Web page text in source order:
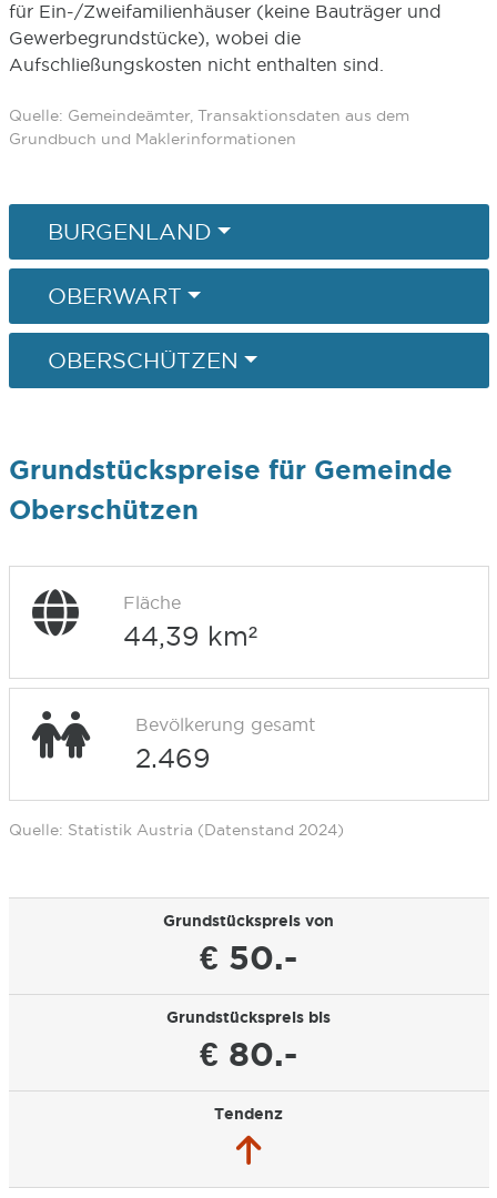
für Ein-/Zweifamilienhäuser (keine Bauträger und
Gewerbegrundstücke), wobei die
Aufschließungskosten nicht enthalten sind.
Quelle: Gemeindeämter, Transaktionsdaten aus dem
Grundbuch und Maklerinformationen
BURGENLAND
OBERWART
OBERSCHÜTZEN
Grundstückspreise für Gemeinde
Oberschützen
Fläche
44,39 km²
Bevölkerung gesamt
2.469
Quelle: Statistik Austria (Datenstand 2024)
Grundstückspreis von
€ 50.-
Grundstückspreis bis
€ 80.-
Tendenz